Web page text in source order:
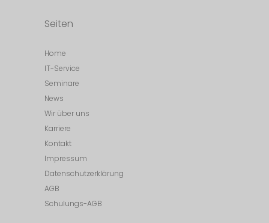
Seiten
Home
IT-Service
Seminare
News
Wir über uns
Karriere
Kontakt
Impressum
Datenschutzerklärung
AGB
Schulungs-AGB